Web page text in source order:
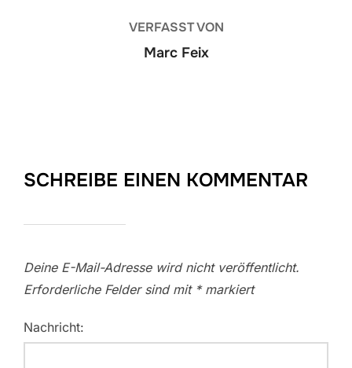
VERFASST VON
Marc Feix
SCHREIBE EINEN KOMMENTAR
Deine E-Mail-Adresse wird nicht veröffentlicht.
Erforderliche Felder sind mit *markiert
Nachricht: